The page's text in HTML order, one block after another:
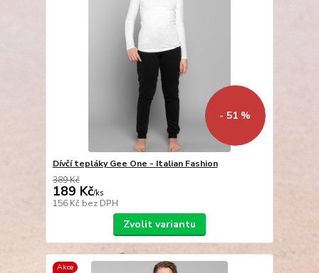
- 51 %
Dívčí tepláky Gee One - Italian Fashion
389 Kč
189 Kč/ks
156 Kč bez DPH
Zvolit variantu
Akce